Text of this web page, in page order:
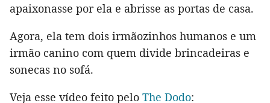
apaixonasse por ela e abrisse as portas de casa.
Agora, ela tem dois irmãozinhos humanos e um
irmão canino com quem divide brincadeiras e
sonecas no sofá.
Veja esse vídeo feito pelo The Dodo: